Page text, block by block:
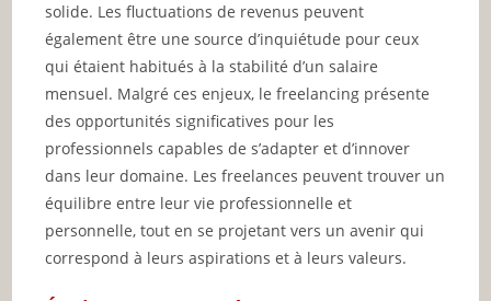
solide. Les fluctuations de revenus peuvent
également être une source d’inquiétude pour ceux
qui étaient habitués à la stabilité d’un salaire
mensuel. Malgré ces enjeux, le freelancing présente
des opportunités significatives pour les
professionnels capables de s’adapter et d’innover
dans leur domaine. Les freelances peuvent trouver un
équilibre entre leur vie professionnelle et
personnelle, tout en se projetant vers un avenir qui
correspond à leurs aspirations et à leurs valeurs.